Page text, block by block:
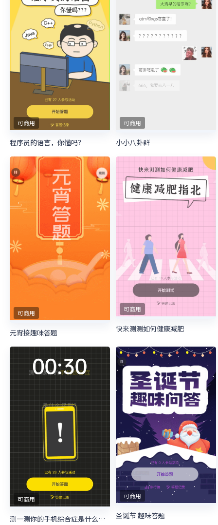
可商用
程序员的语言，你懂吗？
可商用
小小八卦群
可商用
元宵接趣味答题
可商用
快来测测如何健康减肥
可商用
测一测你的手机综合症是什么级别？
可商用
圣诞节 趣味答题